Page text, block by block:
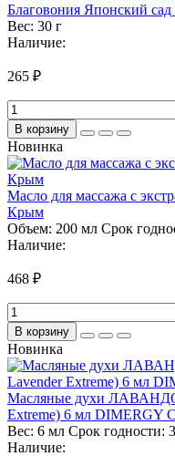
Благовония Японский сад
Вес: 30 г
Наличие:
265 ₽
В корзину
Новинка
Масло для массажа с
Крым
Объем: 200 мл Срок
Наличие:
468 ₽
В корзину
Новинка
Масляные духи
Extreme) 6 мл DIMERGY
Вес: 6 мл Срок годности:
Наличие: